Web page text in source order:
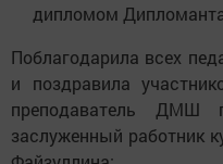
дипломом
Поблагодарила всех
и поздравила
преподаватель ДМШ
заслуженный работник